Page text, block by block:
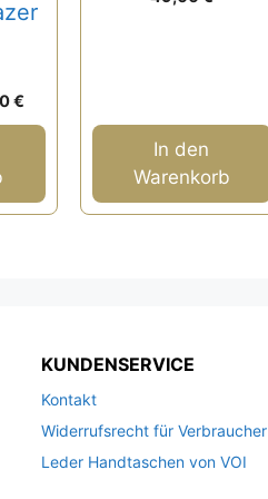
€
Preis
In den
Warenkorb
KUNDENSERVICE
Kontakt
Widerrufsrecht für Verbraucher
Leder Handtaschen von VOI